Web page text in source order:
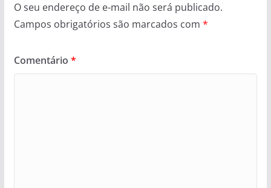
O seu endereço de e-mail não será publicado.
Campos obrigatórios são marcados com *
Comentário *